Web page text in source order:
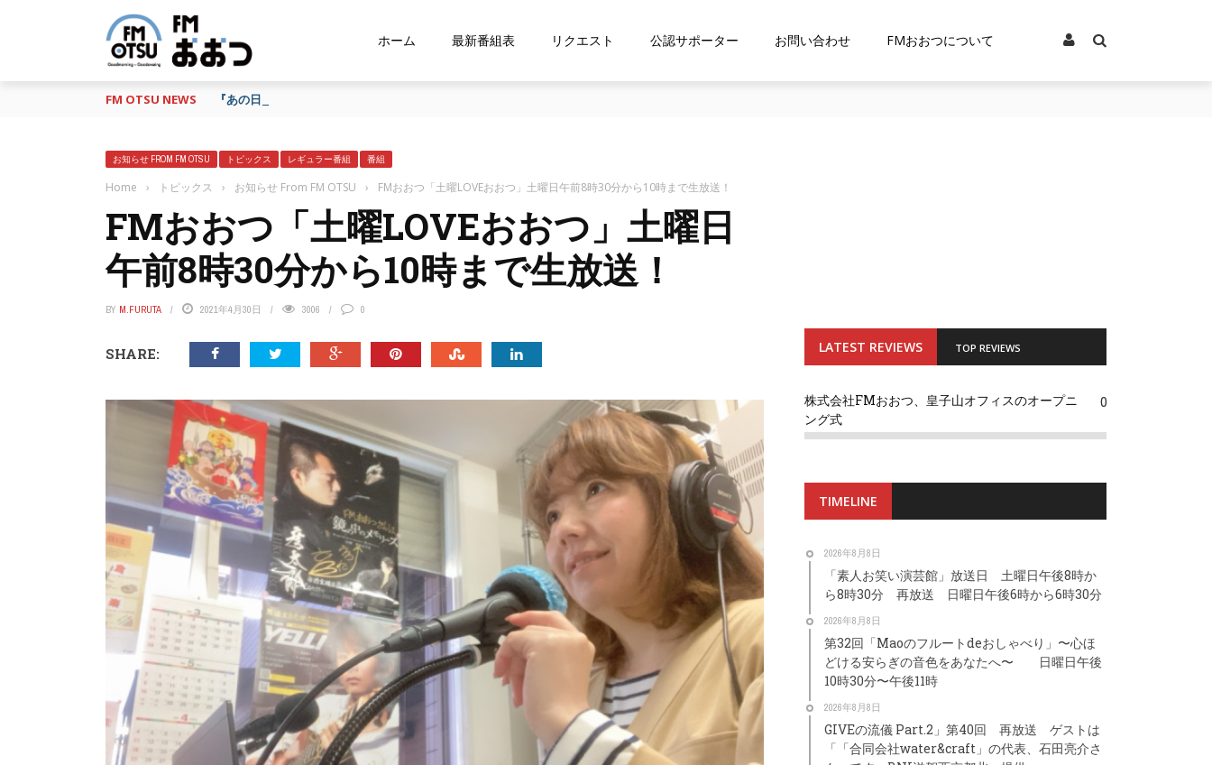
ホーム 最新番組表 リクエスト 公認サポーター お問い合わせ FMおおつについて
FM OTSU NEWS 『あの日の放送、もう一度聴きたいな…』にお応え！FMおおつ ポッドキャスト配信中！
お知らせ FROM FM OTSU トピックス レギュラー番組 番組
Home › トピックス › お知らせ From FM OTSU › FMおおつ「土曜LOVEおおつ」土曜日午前8時30分から10時まで生放送！
FMおおつ「土曜LOVEおおつ」土曜日
午前8時30分から10時まで生放送！
BY M.FURUTA 2021年4月30日 3006 0
SHARE: LATEST REVIEWS TOP REVIEWS
株式会社FMおおつ、皇子山オフィスのオープニ
ング式
0
TIMELINE
2026年8月8日
「素人お笑い演芸館」放送日 土曜日午後8時か
ら8時30分 再放送 日曜日午後6時から6時30分
2026年8月8日
第32回「Maoのフルートdeおしゃべり」〜心ほ
どける安らぎの音色をあなたへ〜 日曜日午後
10時30分〜午後11時
2026年8月8日
GIVEの流儀 Part.2」第40回 再放送 ゲストは
「「合同会社water&craft」の代表、石田亮介さ